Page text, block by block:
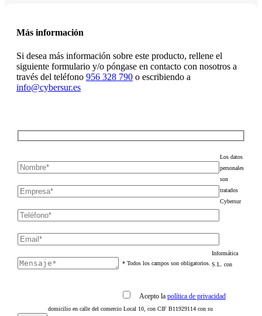
Más información
Si desea más información sobre este producto, rellene el
siguiente formulario y/o póngase en contacto con nosotros a
través del teléfono 956 328 790 o escribiendo a
info@cybersur.es
* Todos los campos son obligatorios.
Acepto la política de privacidad
Los datos
personales
son
tratados
Cybersur
Informática
S.L. con
domicilio en calle del comercio Local 10, con CIF B11929114 con su